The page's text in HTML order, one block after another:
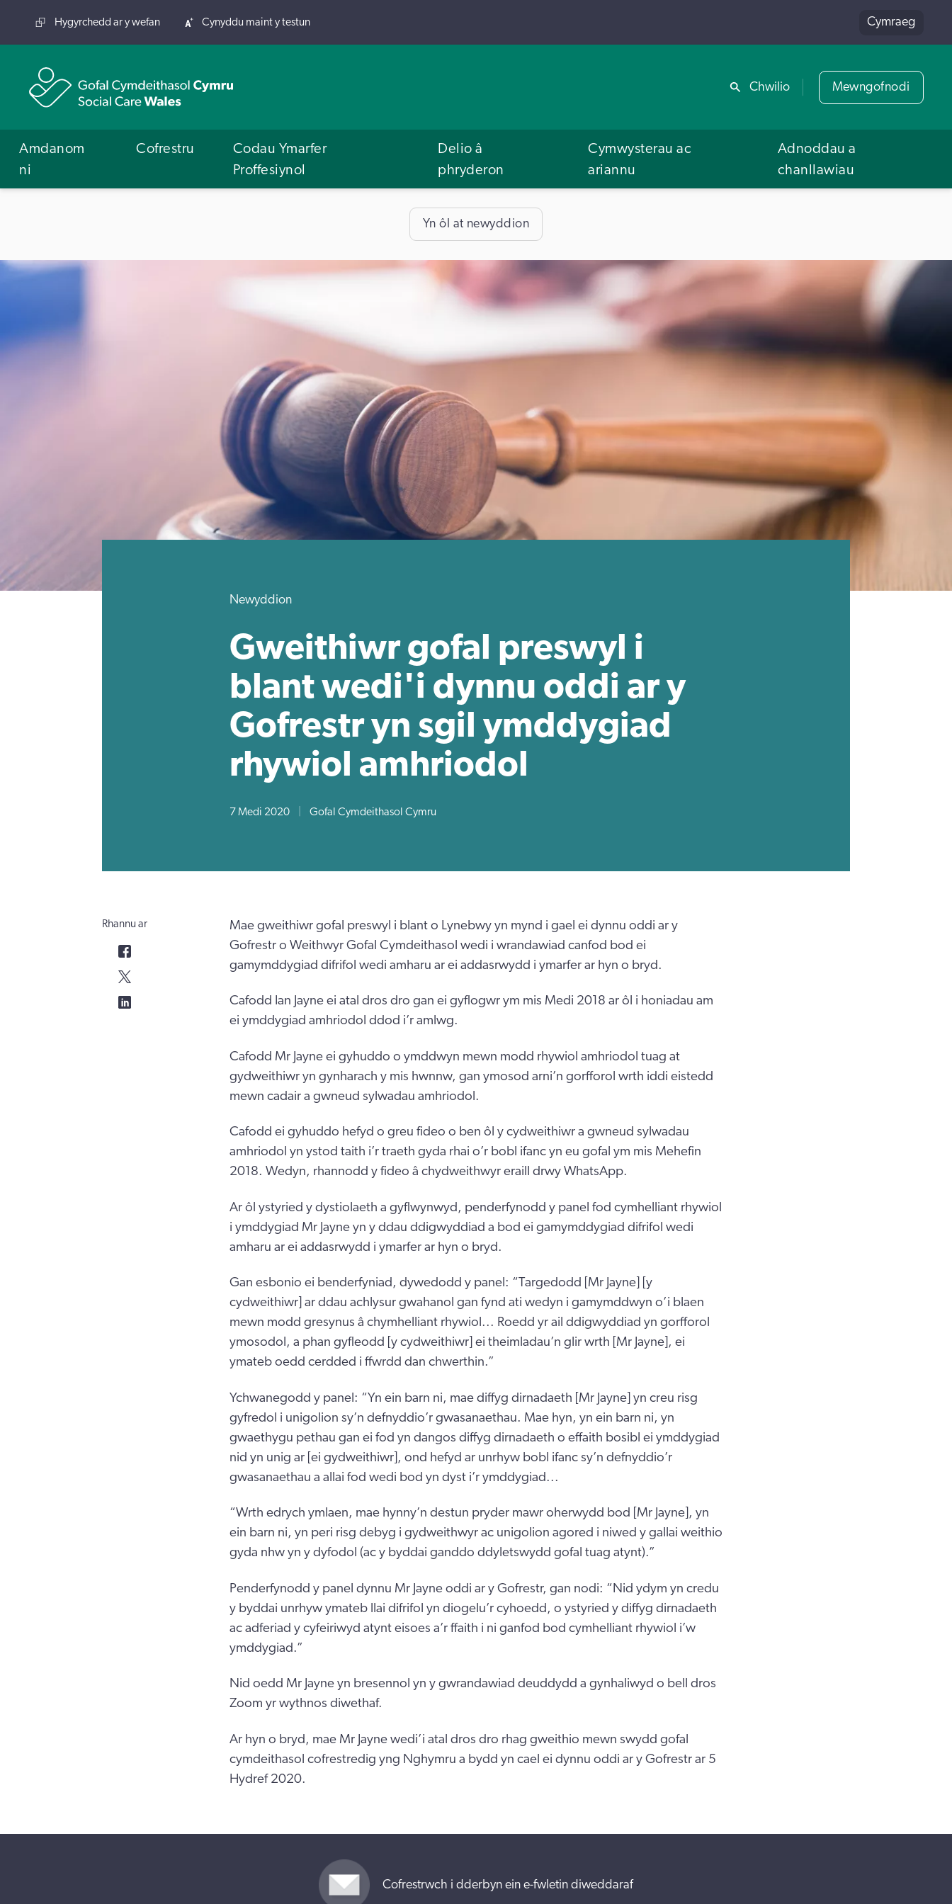
Rhannu
Hygyrchedd ar y wefan Cynyddu maint y testun Cymraeg
Chwilio Mewngofnodi
Amdanom
ni
Cofrestru
Codau Ymarfer
Proffesiynol
Delio â
phryderon
Cymwysterau ac
ariannu
Adnoddau a
chanllawiau
Yn ôl at newyddion
Newyddion
Gweithiwr gofal preswyl i
blant wedi'i dynnu oddi ar y
Gofrestr yn sgil ymddygiad
rhywiol amhriodol
7 Medi 2020 Gofal Cymdeithasol Cymru
Mae gweithiwr gofal preswyl i blant o Lynebwy yn mynd i gael ei dynnu oddi ar y
Gofrestr o Weithwyr Gofal Cymdeithasol wedi i wrandawiad canfod bod ei
gamymddygiad difrifol wedi amharu ar ei addasrwydd i ymarfer ar hyn o bryd.
Cafodd Ian Jayne ei atal dros dro gan ei gyflogwr ym mis Medi 2018 ar ôl i honiadau am
ei ymddygiad amhriodol ddod i’r amlwg.
Cafodd Mr Jayne ei gyhuddo o ymddwyn mewn modd rhywiol amhriodol tuag at
gydweithiwr yn gynharach y mis hwnnw, gan ymosod arni’n gorfforol wrth iddi eistedd
mewn cadair a gwneud sylwadau amhriodol.
Cafodd ei gyhuddo hefyd o greu fideo o ben ôl y cydweithiwr a gwneud sylwadau
amhriodol yn ystod taith i’r traeth gyda rhai o’r bobl ifanc yn eu gofal ym mis Mehefin
2018. Wedyn, rhannodd y fideo â chydweithwyr eraill drwy WhatsApp.
Ar ôl ystyried y dystiolaeth a gyflwynwyd, penderfynodd y panel fod cymhelliant rhywiol
i ymddygiad Mr Jayne yn y ddau ddigwyddiad a bod ei gamymddygiad difrifol wedi
amharu ar ei addasrwydd i ymarfer ar hyn o bryd.
Gan esbonio ei benderfyniad, dywedodd y panel: “Targedodd [Mr Jayne] [y
cydweithiwr] ar ddau achlysur gwahanol gan fynd ati wedyn i gamymddwyn o’i blaen
mewn modd gresynus â chymhelliant rhywiol... Roedd yr ail ddigwyddiad yn gorfforol
ymosodol, a phan gyfleodd [y cydweithiwr] ei theimladau’n glir wrth [Mr Jayne], ei
ymateb oedd cerdded i ffwrdd dan chwerthin.”
Ychwanegodd y panel: “Yn ein barn ni, mae diffyg dirnadaeth [Mr Jayne] yn creu risg
gyfredol i unigolion sy’n defnyddio’r gwasanaethau. Mae hyn, yn ein barn ni, yn
gwaethygu pethau gan ei fod yn dangos diffyg dirnadaeth o effaith bosibl ei ymddygiad
nid yn unig ar [ei gydweithiwr], ond hefyd ar unrhyw bobl ifanc sy’n defnyddio’r
gwasanaethau a allai fod wedi bod yn dyst i’r ymddygiad...
“Wrth edrych ymlaen, mae hynny’n destun pryder mawr oherwydd bod [Mr Jayne], yn
ein barn ni, yn peri risg debyg i gydweithwyr ac unigolion agored i niwed y gallai weithio
gyda nhw yn y dyfodol (ac y byddai ganddo ddyletswydd gofal tuag atynt).”
Penderfynodd y panel dynnu Mr Jayne oddi ar y Gofrestr, gan nodi: “Nid ydym yn credu
y byddai unrhyw ymateb llai difrifol yn diogelu’r cyhoedd, o ystyried y diffyg dirnadaeth
ac adferiad y cyfeiriwyd atynt eisoes a’r ffaith i ni ganfod bod cymhelliant rhywiol i’w
ymddygiad.”
Nid oedd Mr Jayne yn bresennol yn y gwrandawiad deuddydd a gynhaliwyd o bell dros
Zoom yr wythnos diwethaf.
Ar hyn o bryd, mae Mr Jayne wedi’i atal dros dro rhag gweithio mewn swydd gofal
cymdeithasol cofrestredig yng Nghymru a bydd yn cael ei dynnu oddi ar y Gofrestr ar 5
Hydref 2020.
Rhannu ar
Cofrestrwch i dderbyn ein e-fwletin diweddaraf